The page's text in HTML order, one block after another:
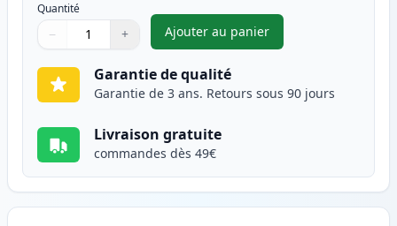
Quantité
Quantité
Utilisez les boutons pour ajuster
− +
Quantité
Ajouter au panier
,Brother DR241 tambour
Garantie de qualité
Garantie de 3 ans. Retours sous 90 jours
Livraison gratuite
commandes dès 49€